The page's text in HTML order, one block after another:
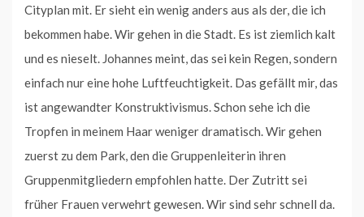
Cityplan mit. Er sieht ein wenig anders aus als der, die ich
bekommen habe. Wir gehen in die Stadt. Es ist ziemlich kalt
und es nieselt. Johannes meint, das sei kein Regen, sondern
einfach nur eine hohe Luftfeuchtigkeit. Das gefällt mir, das
ist angewandter Konstruktivismus. Schon sehe ich die
Tropfen in meinem Haar weniger dramatisch. Wir gehen
zuerst zu dem Park, den die Gruppenleiterin ihren
Gruppenmitgliedern empfohlen hatte. Der Zutritt sei
früher Frauen verwehrt gewesen. Wir sind sehr schnell da.